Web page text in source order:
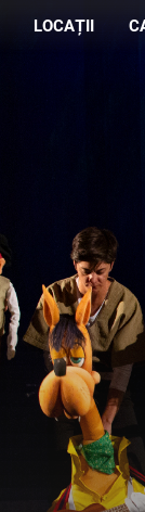
LOCAȚII